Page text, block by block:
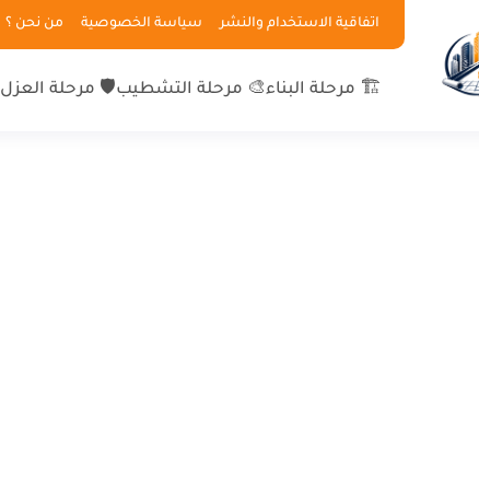
اتفاقية الاستخدام والنشر سياسة الخصوصية من نحن ؟
🏗 مرحلة البناء🎨 مرحلة التشطيب🛡 مرحلة العزل